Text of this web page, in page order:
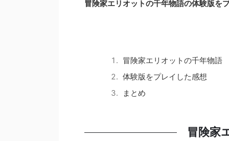
冒険家エリオットの千年物語の体験版を
冒険家エリオットの千年物語
体験版をプレイした感想
まとめ
冒険家